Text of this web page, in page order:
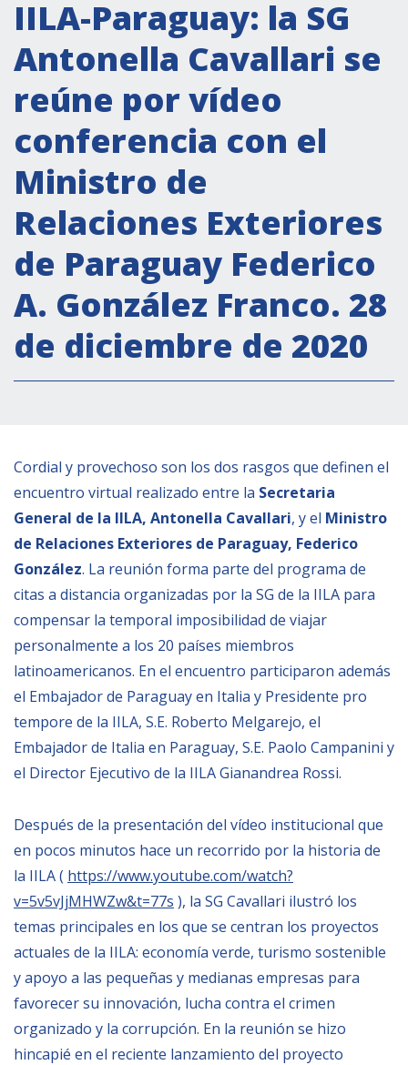
Secretaría Cultural
Secretaría Socioeconómica
Secretaría Técnico-científica
Forum Pymes
Conferencia Italia- América Latina y el Caribe
Red para la promoción de la igualdad de
género
Becas
Partnership
COOPERACIÓN
EUROsociAL
EL PAcCTO
EUROFRONT
COPOLAD III
AL-INVEST Verde
MEDIOS
Fotos
Vídeos
BIBLIOTECA
Biblioteca
Publicaciones
OPORTUNIDADES
Convocatorias
IILA-Paraguay: la SG
Antonella Cavallari se
reúne por vídeo
conferencia con el
Ministro de
Relaciones Exteriores
de Paraguay Federico
A. González Franco. 28
de diciembre de 2020
Cordial y provechoso son los dos rasgos que definen el
encuentro virtual realizado entre la Secretaria
General de la IILA, Antonella Cavallari, y el Ministro
de Relaciones Exteriores de Paraguay, Federico
González. La reunión forma parte del programa de
citas a distancia organizadas por la SG de la IILA para
compensar la temporal imposibilidad de viajar
personalmente a los 20 países miembros
latinoamericanos. En el encuentro participaron además
el Embajador de Paraguay en Italia y Presidente pro
tempore de la IILA, S.E. Roberto Melgarejo, el
Embajador de Italia en Paraguay, S.E. Paolo Campanini y
el Director Ejecutivo de la IILA Gianandrea Rossi.
Después de la presentación del vídeo institucional que
en pocos minutos hace un recorrido por la historia de
la IILA ( https://www.youtube.com/watch?
v=5v5vJjMHWZw&t=77s ), la SG Cavallari ilustró los
temas principales en los que se centran los proyectos
actuales de la IILA: economía verde, turismo sostenible
y apoyo a las pequeñas y medianas empresas para
favorecer su innovación, lucha contra el crimen
organizado y la corrupción. En la reunión se hizo
hincapié en el reciente lanzamiento del proyecto